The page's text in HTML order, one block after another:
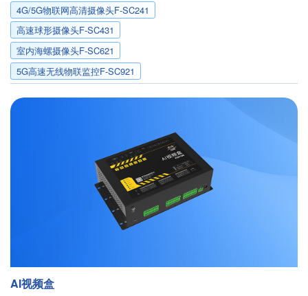
4G/5G物联网高清摄像头F-SC241
高速球形摄像头F-SC431
室内海螺摄像头F-SC621
5G高速无线物联监控F-SC921
AI视频盒